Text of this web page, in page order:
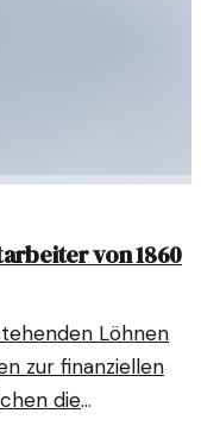
von 1860
Löhnen
zur finanziellen
die